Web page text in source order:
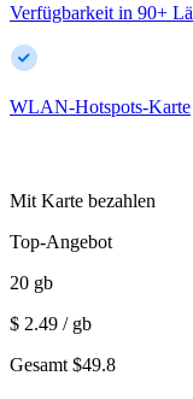
Verfügbarkeit in 90+
WLAN-Hotspots-Karte
Mit Karte bezahlen
Top-Angebot
20 gb
$ 2.49 / gb
Gesamt $49.8